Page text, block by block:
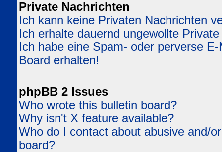
Private Nachrichten
Ich kann keine Privaten Nachrichten
Ich erhalte dauernd ungewollte
Ich habe eine Spam- oder perverse
Board erhalten!
phpBB 2 Issues
Who wrote this bulletin board?
Why isn't X feature available?
Who do I contact about abusive and/
board?